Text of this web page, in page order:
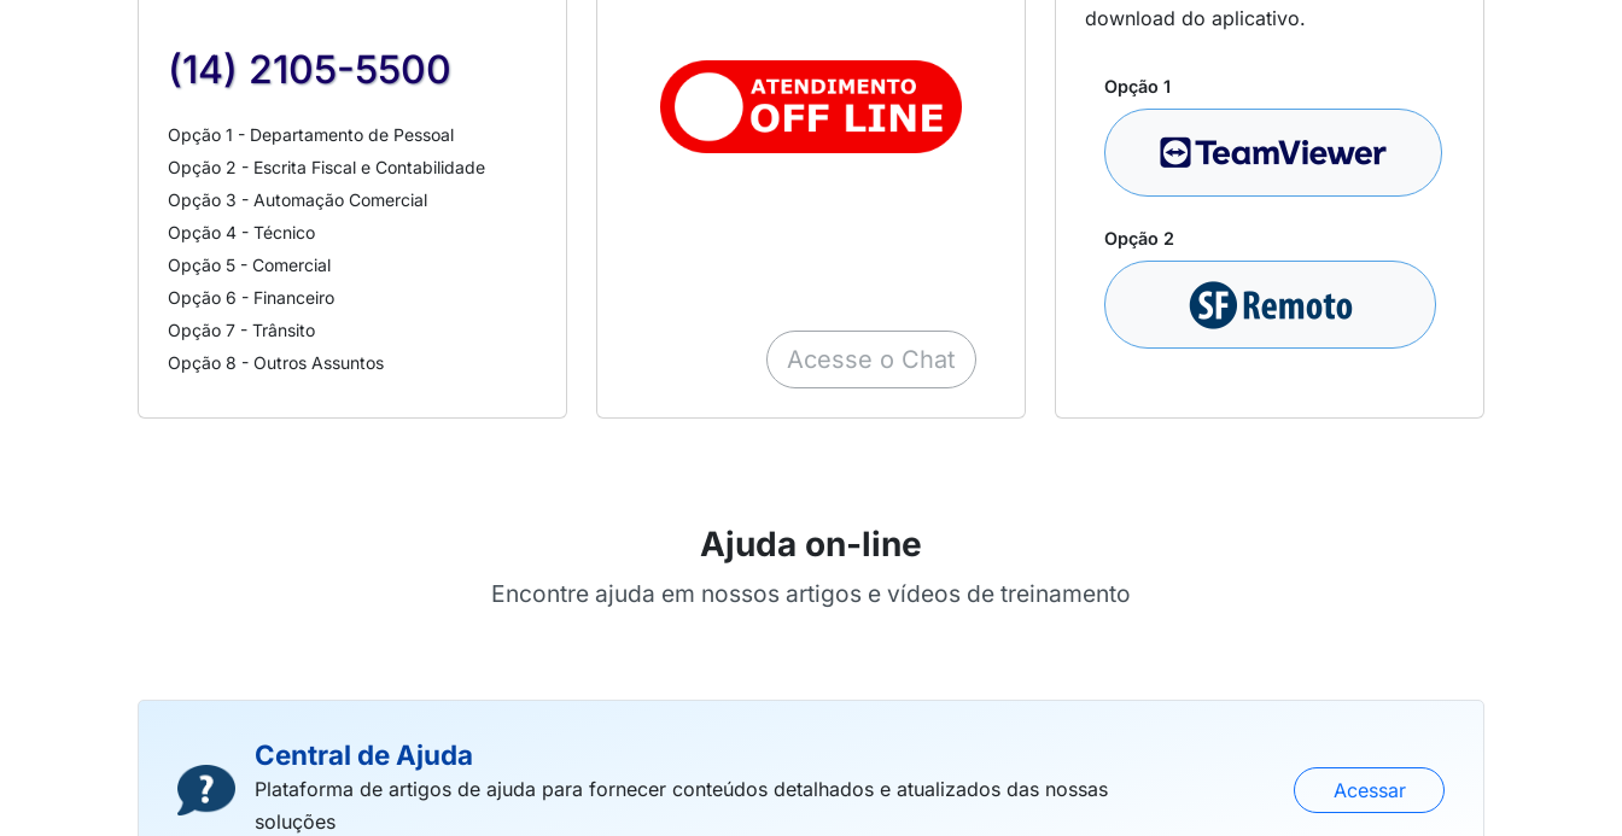
(14) 2105-5500
Opção 1 - Departamento de Pessoal
Opção 2 - Escrita Fiscal e Contabilidade
Opção 3 - Automação Comercial
Opção 4 - Técnico
Opção 5 - Comercial
Opção 6 - Financeiro
Opção 7 - Trânsito
Opção 8 - Outros Assuntos
Acesse o Chat
download do aplicativo.
Opção 1
Opção 2
Ajuda on-line
Encontre ajuda em nossos artigos e vídeos de treinamento
Central de Ajuda
Plataforma de artigos de ajuda para fornecer conteúdos detalhados e atualizados das nossas
soluções
Acessar